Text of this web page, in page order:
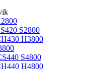
S2800
H3800
S4800
H4800